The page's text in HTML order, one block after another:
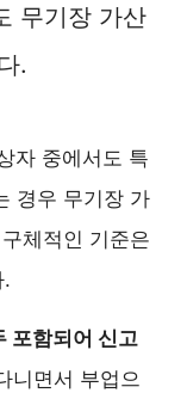
무기장 가산
.
자 중에서도 특
경우 무기장 가
체적인 기준은
.
포함되어 신고
니면서 부업으